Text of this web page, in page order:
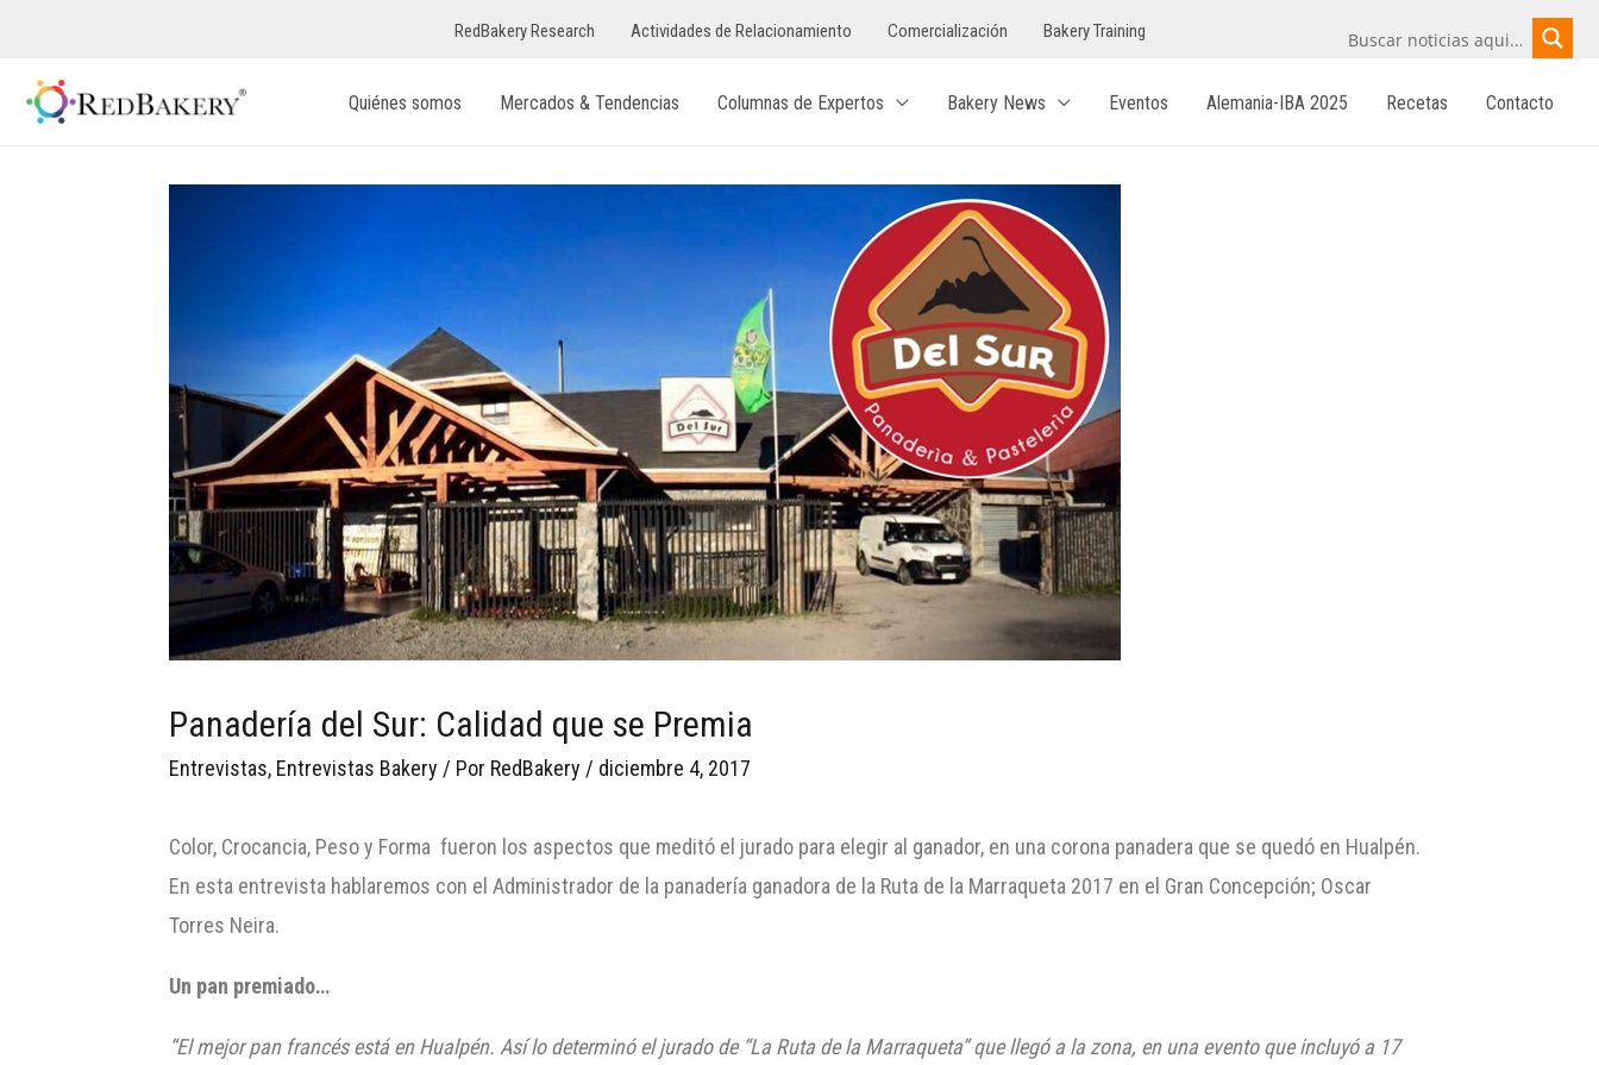
RedBakery Research Actividades de Relacionamiento Comercialización Bakery Training
Quiénes somos Mercados & Tendencias Columnas de Expertos Bakery News Eventos Alemania-IBA 2025 Recetas Contacto
Panadería del Sur: Calidad que se Premia
Entrevistas, Entrevistas Bakery / Por RedBakery / diciembre 4, 2017
Color, Crocancia, Peso y Forma fueron los aspectos que meditó el jurado para elegir al ganador, en una corona panadera que se quedó en Hualpén.
En esta entrevista hablaremos con el Administrador de la panadería ganadora de la Ruta de la Marraqueta 2017 en el Gran Concepción; Oscar
Torres Neira.
Un pan premiado…
“El mejor pan francés está enHualpén. Así lo determinó el jurado de “La Ruta de la Marraqueta” que llegó a la zona, en una eventoque incluyó a 17